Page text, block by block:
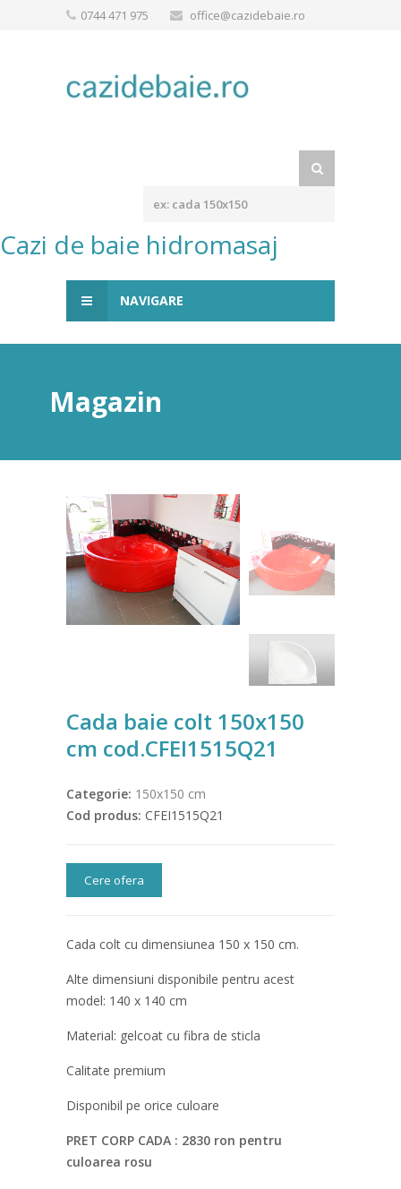
0744 471 975 office@cazidebaie.ro
Cazi de baie hidromasaj
NAVIGARE
Magazin
Cada baie colt 150x150
cm cod.CFEI1515Q21
Categorie: 150x150 cm
Cod produs: CFEI1515Q21
Cere ofera
Cada colt cu dimensiunea 150 x 150 cm.
Alte dimensiuni disponibile pentru acest
model: 140 x 140 cm
Material: gelcoat cu fibra de sticla
Calitate premium
Disponibil pe orice culoare
PRET CORP CADA : 2830 ron pentru
culoarea rosu